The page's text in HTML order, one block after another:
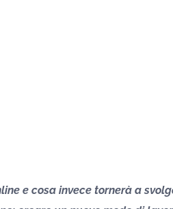
e cosa invece tornerà a